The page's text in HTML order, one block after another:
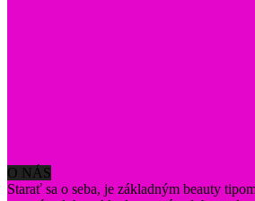
O NÁS
Starať sa o seba, je základným beauty